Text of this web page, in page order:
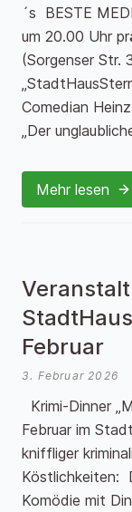
´s BESTE
um 20.00 Uhr
(Sorgenser Str.
Comedian
„Der
Mehr lesen
Februar
3. Februar 2026
Krimi-Dinner
Februar im
kniffliger
Köstlichkeiten:
Komödie mit